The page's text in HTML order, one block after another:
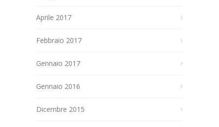
Aprile 2017
Febbraio 2017
Gennaio 2017
Gennaio 2016
Dicembre 2015